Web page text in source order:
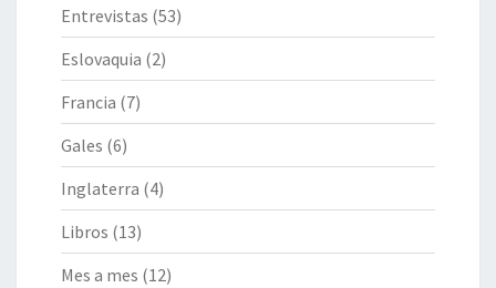
Entrevistas (53)
Eslovaquia (2)
Francia (7)
Gales (6)
Inglaterra (4)
Libros (13)
Mes a mes (12)